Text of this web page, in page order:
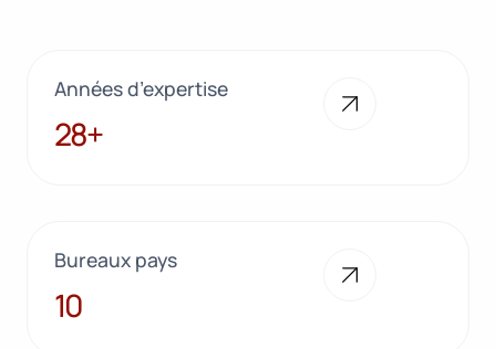
Années d’expertise
28+
28+
Bureaux pays
10
10